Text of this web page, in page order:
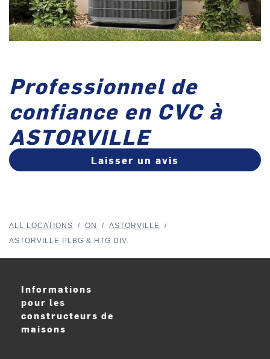
Professionnel de
confiance en CVC à
ASTORVILLE
Laisser un avis
ALL LOCATIONS / ON / ASTORVILLE
/
ASTORVILLE PLBG & HTG DIV.
Informations
pour les
constructeurs de
maisons